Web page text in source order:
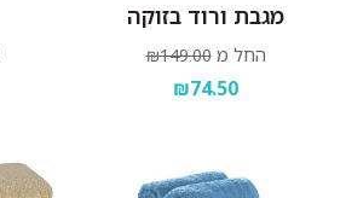
מגבת ורוד בזוקה
החל מ ₪149.00
₪74.50